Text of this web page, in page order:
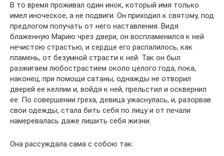
В то время проживал один инок, который имя только
имел иноческое, а не подвиги. Он приходил к святому, под
предлогом получать от него наставления. Видя
блаженную Марию чрез двери, он воспламенился к ней
нечистою страстью, и сердце его распалилось, как
пламень, от безумной страсти к ней. Так он был
разжигаем любострастием около целого года, пока,
наконец, при помощи сатаны, однажды не отворил
дверей ее келлии и, войдя к ней, прельстил и осквернил
ее. По совершении греха, девица ужаснулась, и, разорвав
свои одежды, стала бить себя по лицу и от печали
намеревалась даже лишить себя жизни.
Она рассуждала сама с собою так: